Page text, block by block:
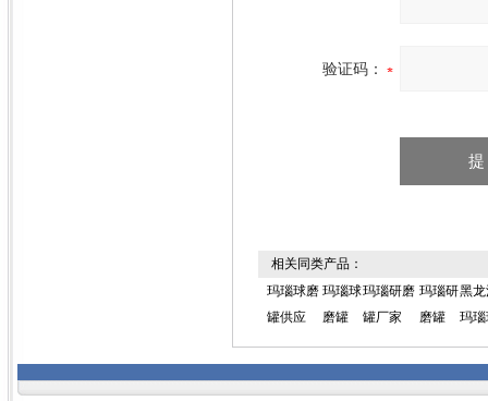
验证码：
相关同类产品：
玛瑙球磨
罐供应
玛瑙球
磨罐
玛瑙研磨
罐厂家
玛瑙研
磨罐
黑龙
玛